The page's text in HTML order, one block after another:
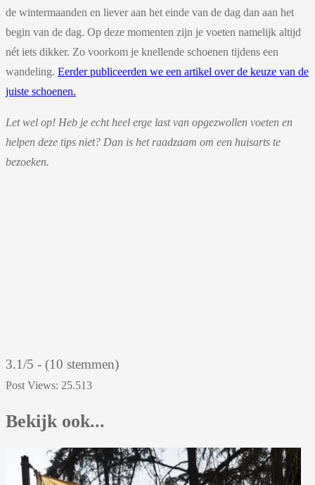
de wintermaanden en liever aan het einde van de dag dan aan het
begin van de dag. Op deze momenten zijn je voeten namelijk altijd
nét iets dikker. Zo voorkom je knellende schoenen tijdens een
wandeling. Eerder publiceerden we een artikel over de keuze van de
juiste schoenen.
Let wel op! Heb je echt heel erge last van opgezwollen voeten en
helpen deze tips niet? Dan is het raadzaam om een huisarts te
bezoeken.
3.1/5 - (10 stemmen)
Post Views: 25.513
Bekijk ook...